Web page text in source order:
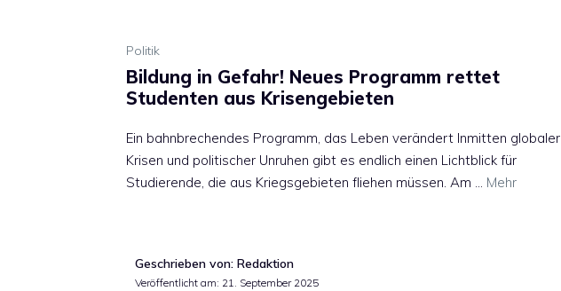
Politik
Bildung in Gefahr! Neues Programm rettet
Studenten aus Krisengebieten
Ein bahnbrechendes Programm, das Leben verändert Inmitten globaler
Krisen und politischer Unruhen gibt es endlich einen Lichtblick für
Studierende, die aus Kriegsgebieten fliehen müssen. Am … Mehr
Geschrieben von: Redaktion
Veröffentlicht am: 21. September 2025